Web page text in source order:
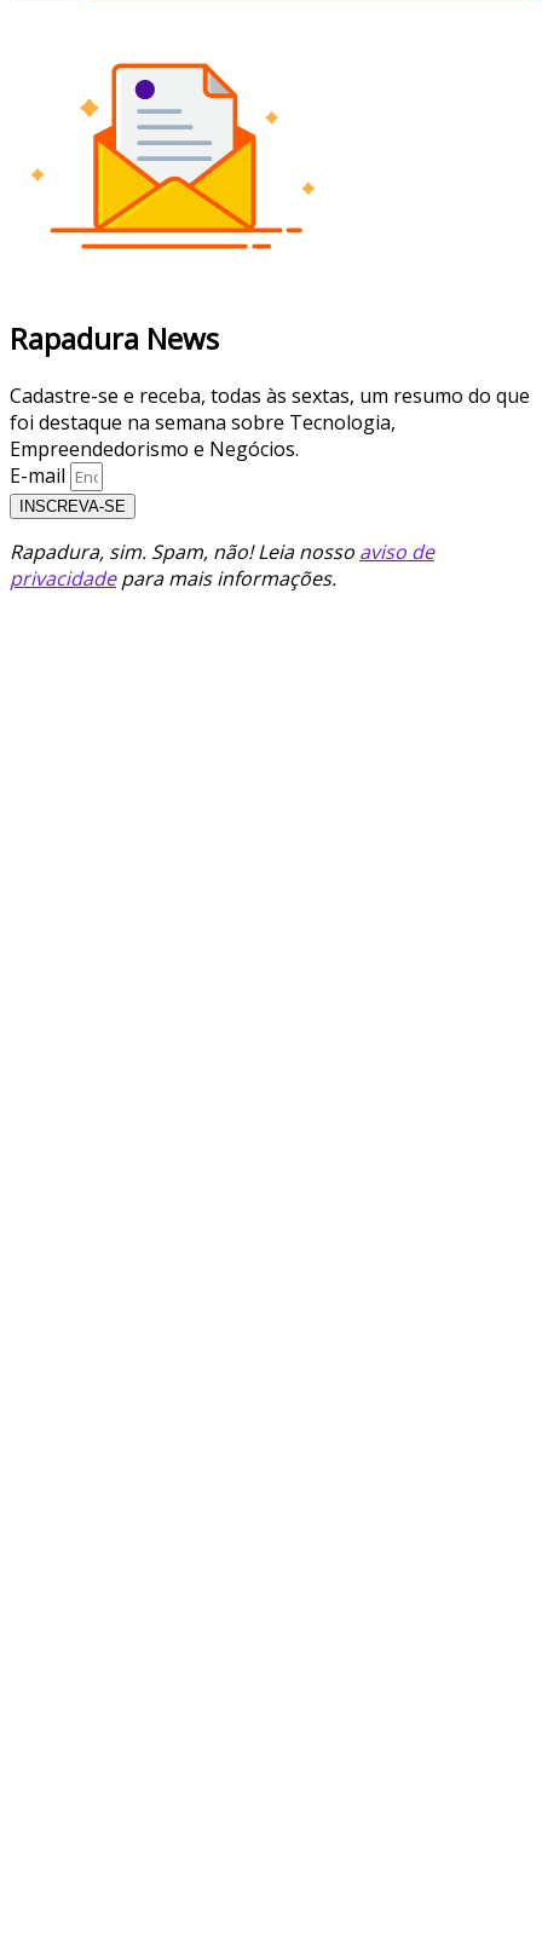
Rapadura News
Cadastre-se e receba, todas às sextas, um resumo do que
foi destaque na semana sobre Tecnologia,
Empreendedorismo e Negócios.
E-mail
INSCREVA-SE
Rapadura, sim. Spam, não! Leia nosso aviso de
privacidadepara mais informações.